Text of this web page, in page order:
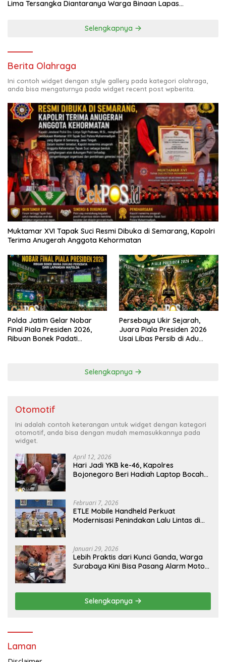
Lima Tersangka Diantaranya Warga Binaan Lapas
Selengkapnya
Berita Olahraga
Ini contoh widget dengan style gallery pada kategori olahraga,
anda bisa mengaturnya pada widget recent post wpberita.
Muktamar XVI Tapak Suci Resmi Dibuka di Semarang, Kapolri
Terima Anugerah Anggota Kehormatan
Polda Jatim Gelar Nobar
Final Piala Presiden 2026,
Ribuan Bonek Padati
Persebaya Ukir Sejarah,
Juara Piala Presiden 2026
Usai Libas Persib di Adu
Selengkapnya
Otomotif
Ini adalah contoh keterangan untuk widget dengan kategori
otomotif, anda bisa dengan mudah memasukkannya pada
widget.
April 12, 2026
Hari Jadi YKB ke-46, Kapolres
Bojonegoro Beri Hadiah Laptop Bocah
Februari 7, 2026
ETLE Mobile Handheld Perkuat
Modernisasi Penindakan Lalu Lintas di
Januari 29, 2026
Lebih Praktis dari Kunci Ganda, Warga
Surabaya Kini Bisa Pasang Alarm Motor
Selengkapnya
Laman